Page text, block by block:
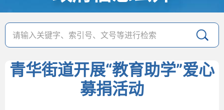
青华街道开展“教育助学”爱心
募捐活动